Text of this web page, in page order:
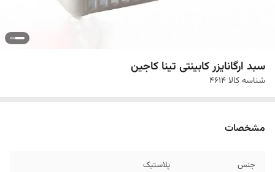
سبد ارگانایزر کابینتی تینا کاجین
شناسه کالا4614
مشخصات
جنس پلاستیک